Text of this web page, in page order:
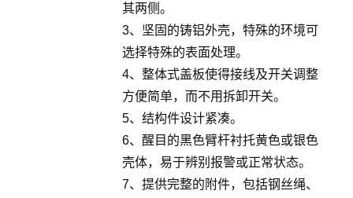
其两侧。
3、坚固的铸铝外壳，特殊的环境可
选择特殊的表面处理。
4、整体式盖板使得接线及开关调整
方便简单，而不用拆卸开关。
5、结构件设计紧凑。
6、醒目的黑色臂杆衬托黄色或银色
壳体，易于辨别报警或正常状态。
7、提供完整的附件，包括钢丝绳、